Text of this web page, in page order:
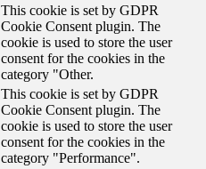
This cookie is set by GDPR
Cookie Consent plugin. The
cookie is used to store the user
consent for the cookies in the
category "Other.
This cookie is set by GDPR
Cookie Consent plugin. The
cookie is used to store the user
consent for the cookies in the
category "Performance".